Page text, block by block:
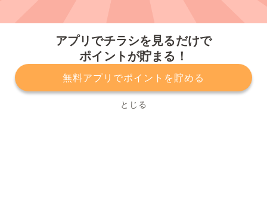
アプリでチラシを見るだけで
ポイントが貯まる！
無料アプリでポイントを貯める
とじる
プライバシーポリシー 利用規約
運営会社
サービスに関してのお問い合わせ